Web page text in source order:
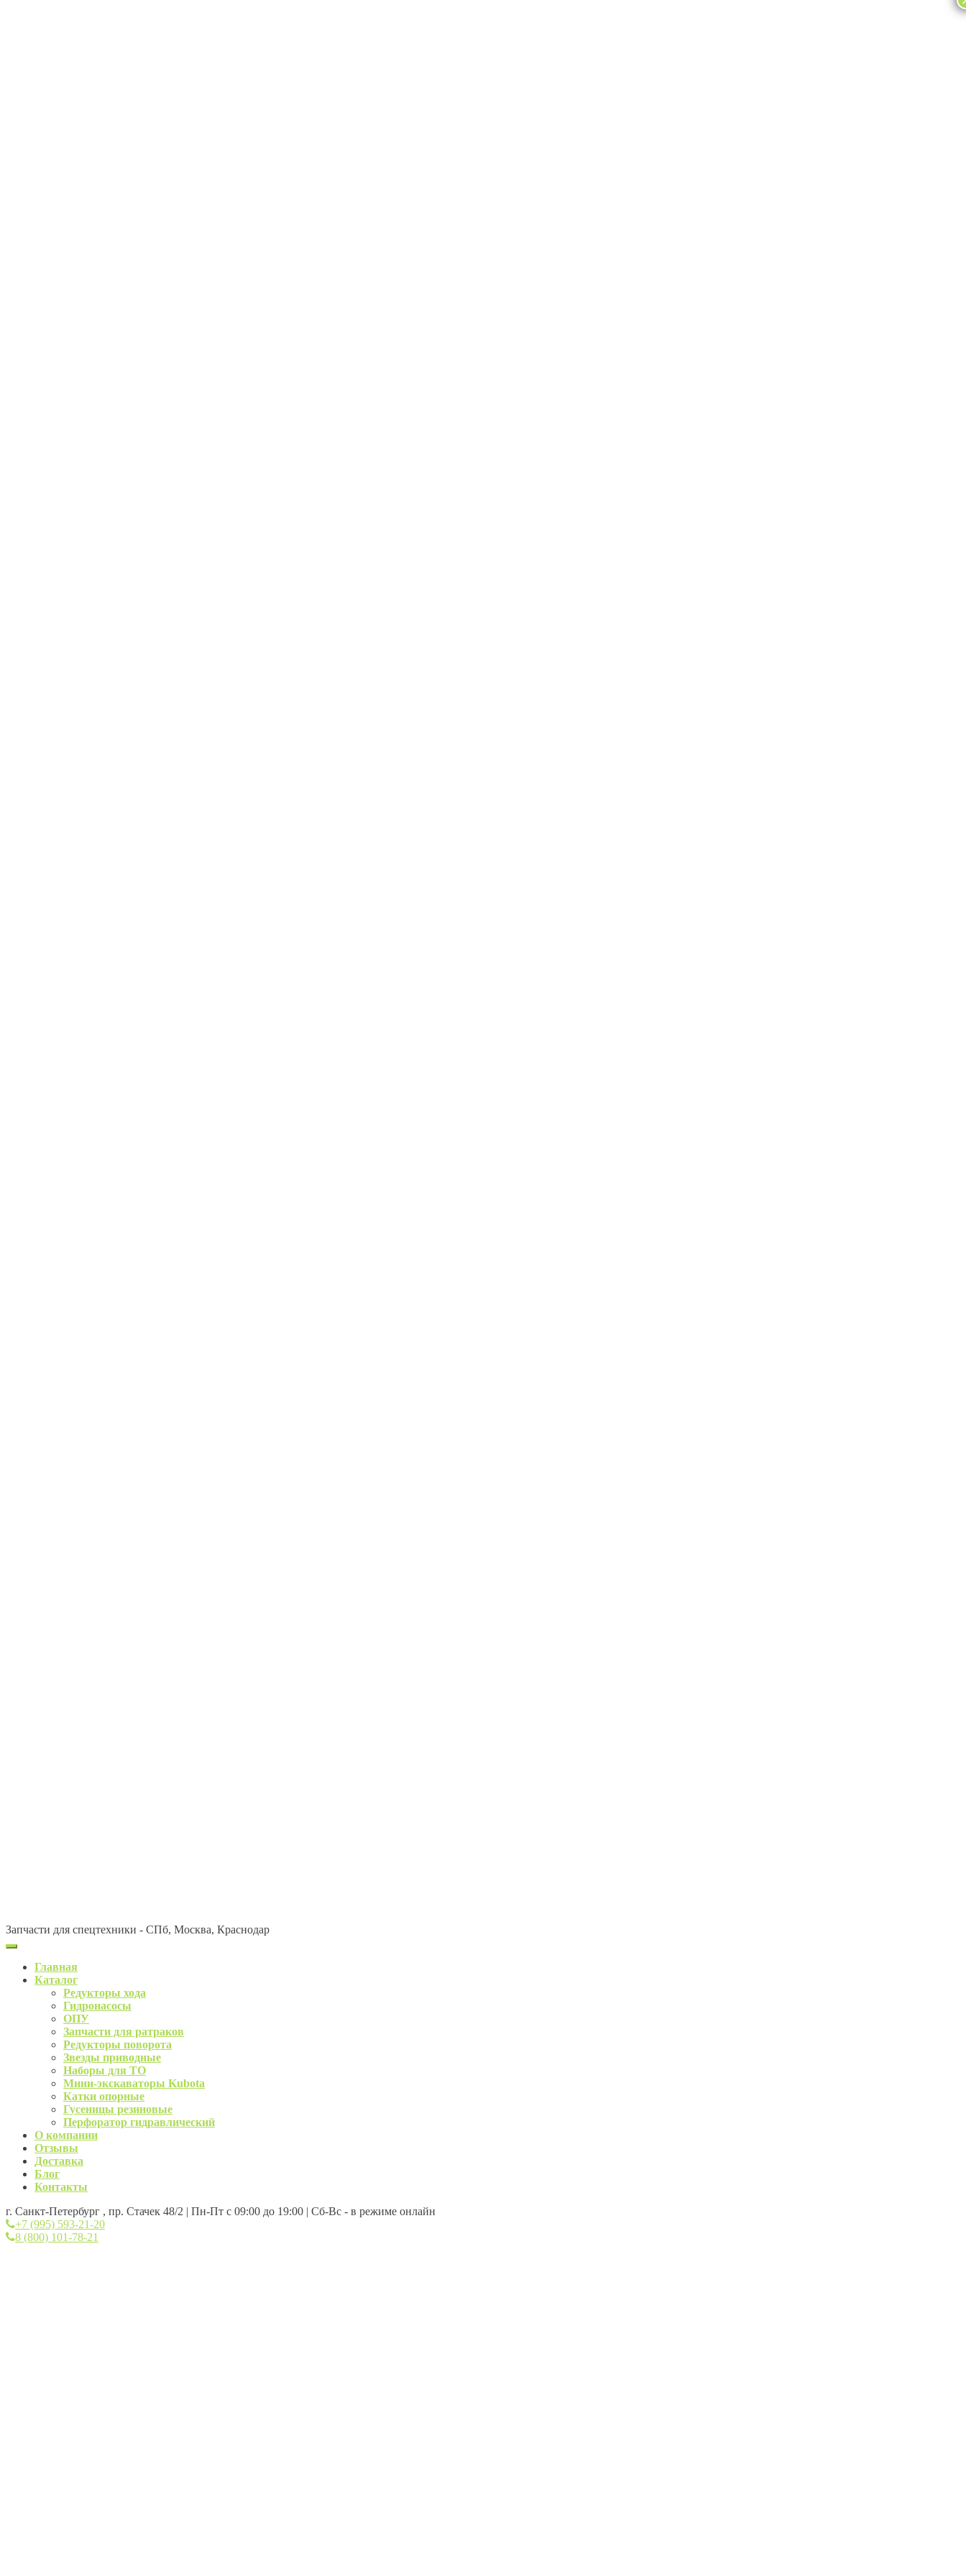
Запчасти для спецтехники - СПб, Москва, Краснодар
Главная
Каталог
Редукторы хода
Гидронасосы
ОПУ
Запчасти для ратраков
Редукторы поворота
Звезды приводные
Наборы для ТО
Мини-экскаваторы Kubota
Катки опорные
Гусеницы резиновые
Перфоратор гидравлический
О компании
Отзывы
Доставка
Блог
Контакты
г. Санкт-Петербург , пр. Стачек 48/2 | Пн-Пт с 09:00 до 19:00 | Сб-Вс - в режиме онлайн
+7 (995) 593-21-20
8 (800) 101-78-21